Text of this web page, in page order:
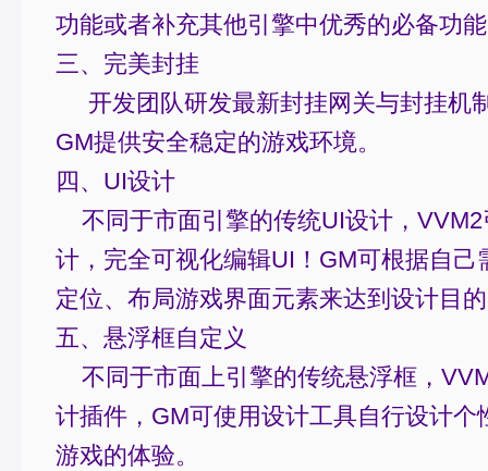
功能或者补充其他引擎中优秀的必备功
三、完美封挂
开发团队研发最新封挂网关与封挂机
GM提供安全稳定的游戏环境。
四、UI设计
不同于市面引擎的传统UI设计，
计，完全可视化编辑UI！GM可根据自
定位、布局游戏界面元素来达到设计目
五、悬浮框自定义
不同于市面上引擎的传统悬浮框，
计插件，GM可使用设计工具自行设计
游戏的体验。